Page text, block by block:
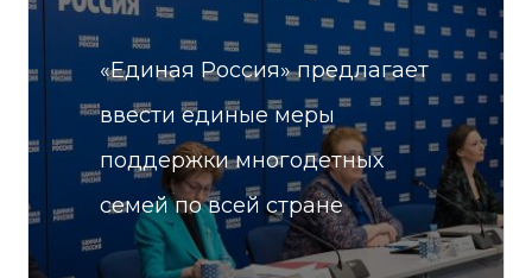
«Единая Россия» предлагает
ввести единые меры
поддержки многодетных
семей по всей стране